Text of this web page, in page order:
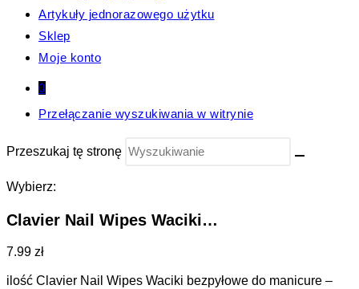
Artykuły jednorazowego użytku
Sklep
Moje konto
0
Przełączanie wyszukiwania w witrynie
Przeszukaj tę stronę
Wybierz:
Clavier Nail Wipes Waciki…
7.99 zł
ilość Clavier Nail Wipes Waciki bezpyłowe do manicure –